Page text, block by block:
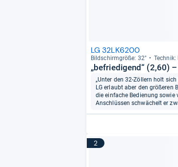
LG 32LK6200
Bild­schirm­größe: 32" Tech­nik:
„befriedigend“ (2,60)
„Unter den 32-Zöllern holt
LG erlaubt aber den größeren
die einfache Bedienung sowie
Anschlüssen schwächelt er
2